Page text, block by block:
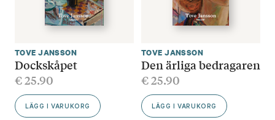
TOVE JANSSON
Dockskåpet
€25.90
LÄGG I VARUKORG
TOVE JANSSON
Den ärliga bedragaren
€25.90
LÄGG I VARUKORG